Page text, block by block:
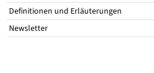
Definitionen und Erläuterungen
Newsletter